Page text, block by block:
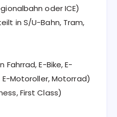
oder ICE)
in S/U-Bahn, Tram,
E-Bike, E-
Motoroller, Motorrad)
First Class)